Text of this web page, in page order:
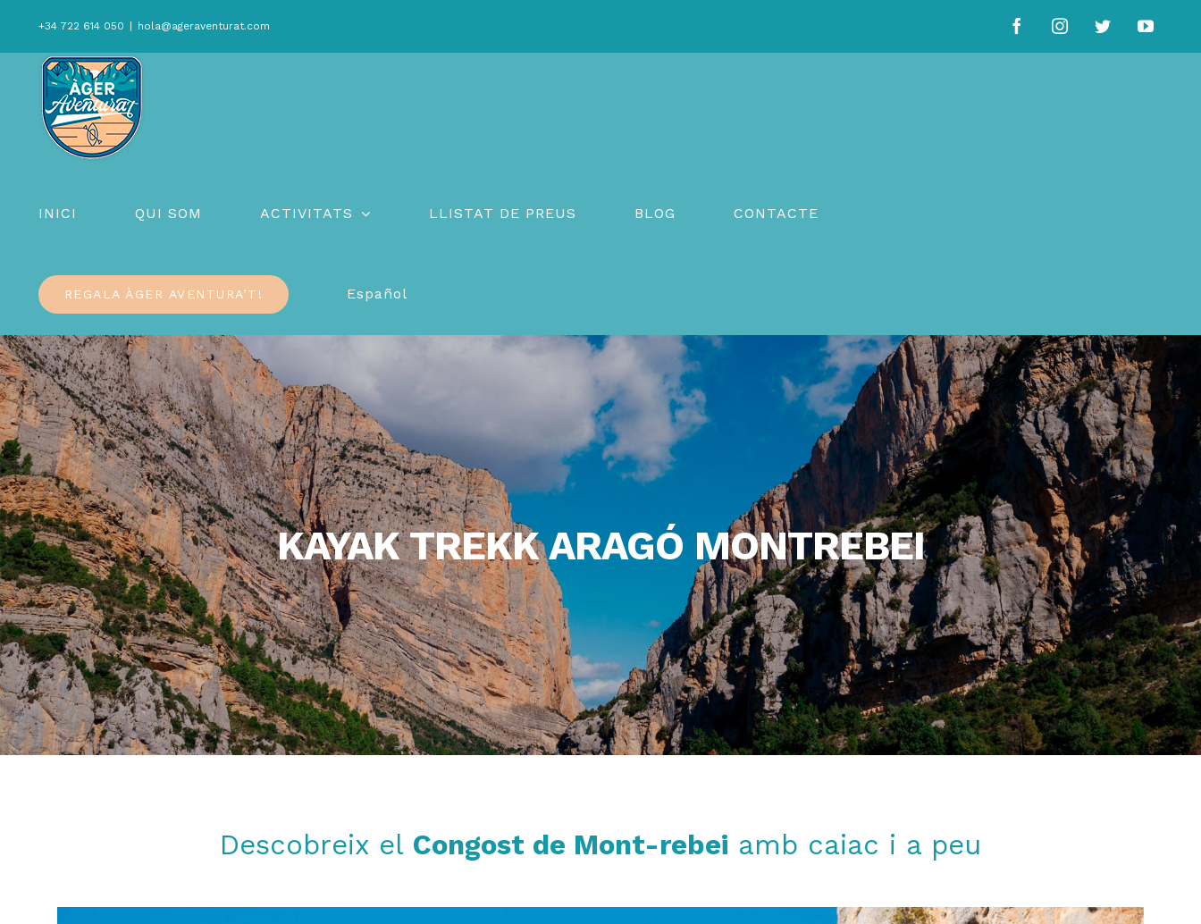
content
+34 722 614 050 hola@ageraventurat.com FacebookInstagramTwitter
INICI QUI SOM ACTIVITATS LLISTAT DE PREUS BLOG CONTACTE
REGALA ÀGER AVENTURA’T! Español
KAYAK TREKK ARAGÓ MONTREBEI
Descobreix el Congost de Mont-rebei amb caiac i a peu